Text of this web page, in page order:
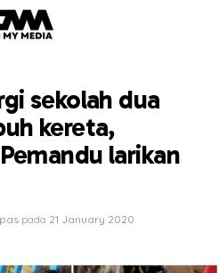
sekolah dua
kereta,
larikan
pada 21 January 2020